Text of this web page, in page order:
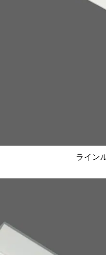
ライン